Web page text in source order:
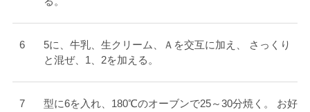
5に、牛乳、生クリーム、Ａを交互に加え、 さっくり
と混ぜ、1、2を加える。
型に6を入れ、180℃のオーブンで25～30分焼く。 お好